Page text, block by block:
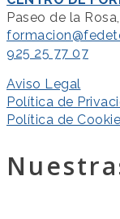
Paseo de la
925 25 77 07
Aviso Legal
Política de
Política de